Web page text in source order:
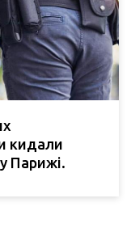
кидали
Парижі.